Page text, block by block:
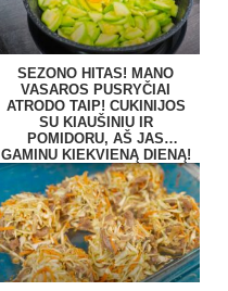
SEZONO HITAS! MANO
VASAROS PUSRYČIAI
ATRODO TAIP! CUKINIJOS
SU KIAUŠINIU IR
POMIDORU, AŠ JAS
GAMINU KIEKVIENĄ DIENĄ!